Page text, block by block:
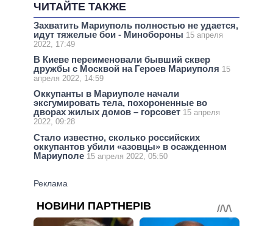
ЧИТАЙТЕ ТАКЖЕ
Захватить Мариуполь полностью не удается,
идут тяжелые бои - Минобороны 15 апреля
2022, 17:49
В Киеве переименовали бывший сквер
дружбы с Москвой на Героев Мариуполя 15
апреля 2022, 14:59
Оккупанты в Мариуполе начали
эксгумировать тела, похороненные во
дворах жилых домов – горсовет 15 апреля
2022, 09:28
Стало известно, сколько российских
оккупантов убили «азовцы» в осажденном
Мариуполе 15 апреля 2022, 05:50